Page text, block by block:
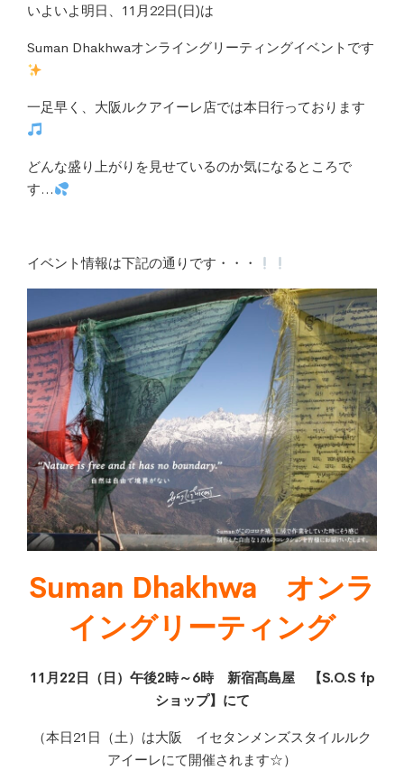
いよいよ明日、11月22日(日)は
Suman Dhakhwaオンライングリーティングイベントです
一足早く、大阪ルクアイーレ店では本日行っております
どんな盛り上がりを見せているのか気になるところで
す…
イベント情報は下記の通りです・・・
Suman Dhakhwa オンラ
イングリーティング
11月22日（日）午後2時～6時 新宿髙島屋 【S.O.S fp
ショップ】にて
（本日21日（土）は大阪 イセタンメンズスタイルルク
アイーレにて開催されます☆）